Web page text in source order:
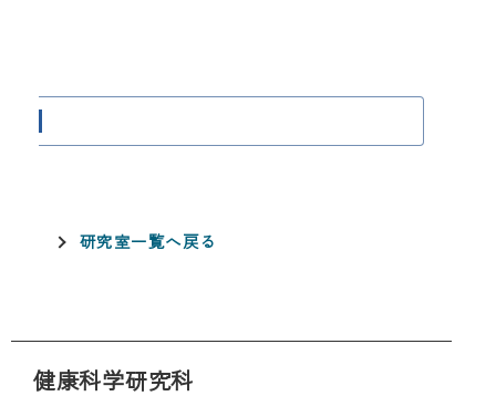
研究室一覧へ戻る
健康科学研究科